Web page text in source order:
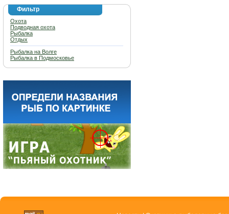
Фильтр
Охота
Подводная охота
Рыбалка
Отдых
Рыбалка на Волге
Рыбалка в Подмосковье